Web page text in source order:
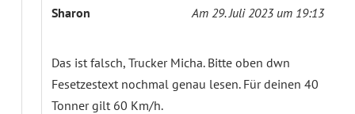
Sharon Am 29. Juli 2023 um 19:13
Das ist falsch, Trucker Micha. Bitte oben dwn
Fesetzestext nochmal genau lesen. Für deinen 40
Tonner gilt 60 Km/h.